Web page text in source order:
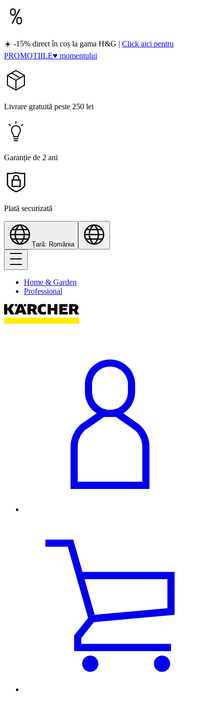
☀️ -15% direct în coș la gama H&G | Click aici pentru
PROMOTIILE♥ momentului
Livrare gratuită peste 250 lei
Garanție de 2 ani
Plată securizată
Țară: România
Home & Garden
Professional